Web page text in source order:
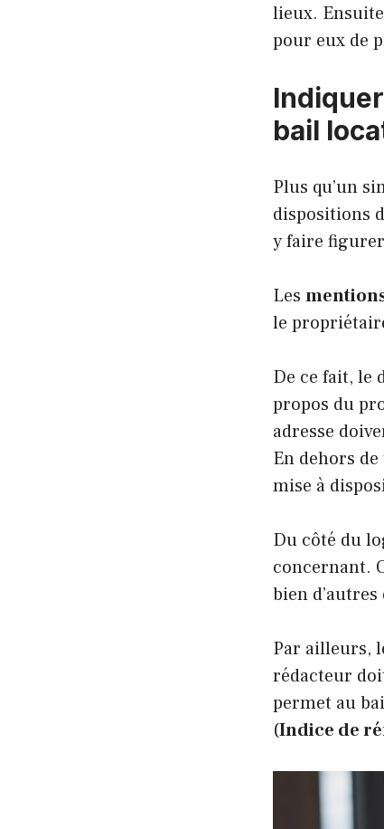
lieux.
pour eux de
bail
Plus qu’un
dispositions
y faire
Les
le
De ce fait, le
propos du
adresse
En dehors
mise à
Du côté du
concernant.
bien
Par ailleurs,
rédacteur
permet au
(Indice de